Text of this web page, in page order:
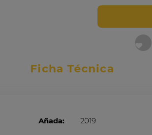
Ficha Técnica
Añada: 2019